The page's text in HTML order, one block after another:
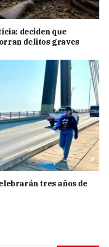
deciden que
delitos graves
tres años de